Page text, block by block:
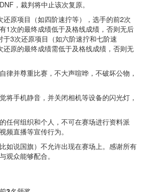
，裁判将中止该次复原。
还原项目（如四阶速拧等），选手的前2次
1次的最终成绩低于及格线成绩，否则无后
于3次还原项目（如六阶速拧和七阶速
还原的最终成绩需低于及格线成绩，否则无
律并尊重比赛，不大声喧哗，不破坏公物，
将手机静音，并关闭相机等设备的闪光灯，
任何组织和个人，不可在赛场进行资料派
频直播等宣传行为。
如说国旗）不允许出现在赛场上。感谢所有
观众能够配合。